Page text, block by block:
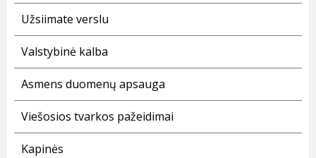
Užsiimate verslu
Valstybinė kalba
Asmens duomenų apsauga
Viešosios tvarkos pažeidimai
Kapinės